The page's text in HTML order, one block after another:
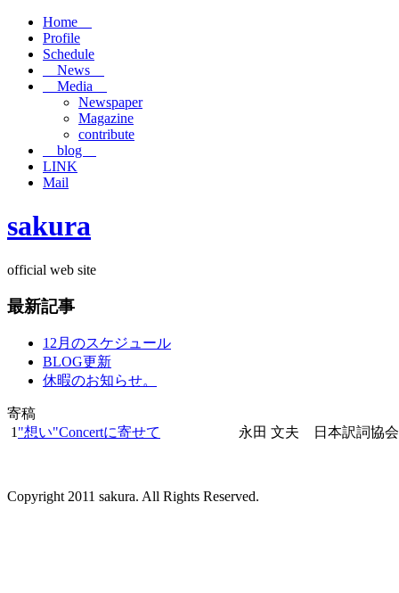
Home
Profile
Schedule
News
Media
Newspaper
Magazine
contribute
blog
LINK
Mail
sakura
official web site
最新記事
12月のスケジュール
BLOG更新
休暇のお知らせ。
寄稿
1 "想い"Concertに寄せて 永田 文夫 日本訳詞協
Copyright 2011 sakura. All Rights Reserved.